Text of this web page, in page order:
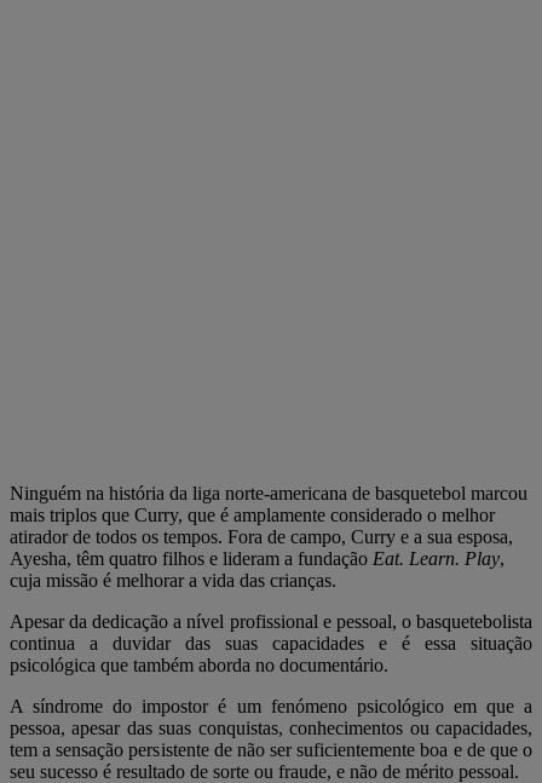
Ninguém na história da liga norte-americana de basquetebol marcou
mais triplos que Curry, que é amplamente considerado o melhor
atirador de todos os tempos. Fora de campo, Curry e a sua esposa,
Ayesha, têm quatro filhos e lideram a fundação Eat. Learn. Play,
cuja missão é melhorar a vida das crianças.
Apesar da dedicação a nível profissional e pessoal, o basquetebolista
continua a duvidar das suas capacidades e é essa situação
psicológica que também aborda no documentário.
A síndrome do impostor é um fenómeno psicológico em que a
pessoa, apesar das suas conquistas, conhecimentos ou capacidades,
tem a sensação persistente de não ser suficientemente boa e de que o
seu sucesso é resultado de sorte ou fraude, e não de mérito pessoal.